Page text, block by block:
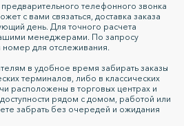
телефонного звонка
с вами связаться, доставка заказа
день. Для точного расчета
менеджерами. По запросу
для отслеживания.
в удобное время забирать заказы
терминалов, либо в классических
расположены в торговых центрах и
рядом с домом, работой или
забрать без очередей и ожидания